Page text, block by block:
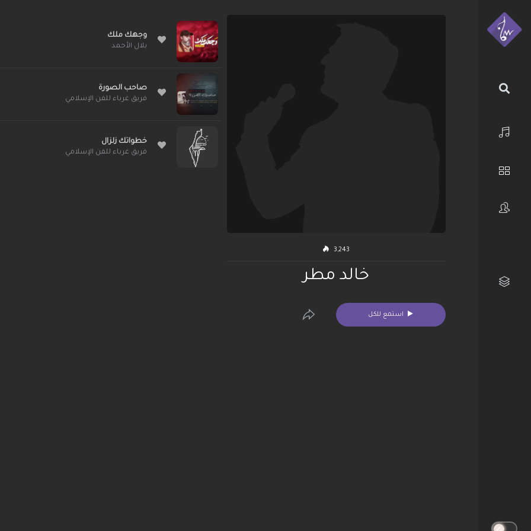
استكشف
3,243
خالد مطر
استمع للكل
وجهك ملك
بلال الأحمد
صاحب الصورة
فريق غرباء للفن الإسلامي
خطواتك زلزال
فريق غرباء للفن الإسلامي